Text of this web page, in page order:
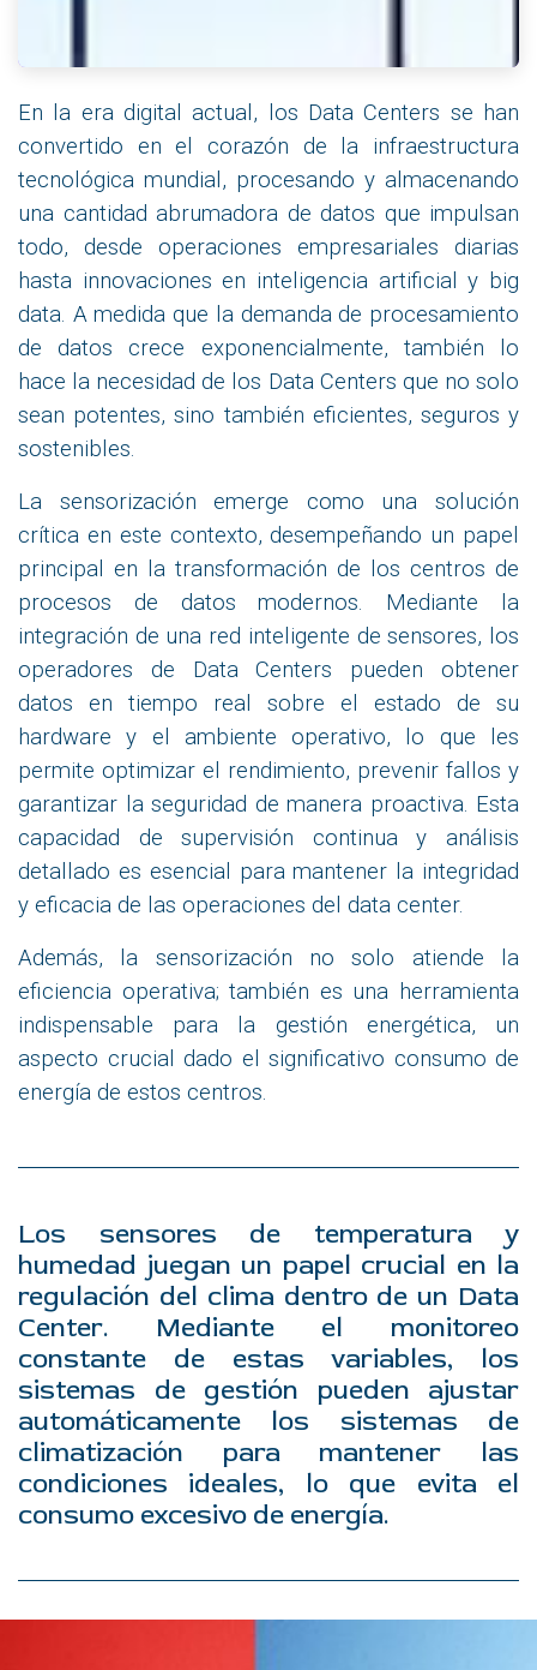
En la era digital actual, los Data Centers se han
convertido en el corazón de la infraestructura
tecnológica mundial, procesando y almacenando
una cantidad abrumadora de datos que impulsan
todo, desde operaciones empresariales diarias
hasta innovaciones en inteligencia artificial y big
data. A medida que la demanda de procesamiento
de datos crece exponencialmente, también lo
hace la necesidad de los Data Centers que no solo
sean potentes, sino también eficientes, seguros y
sostenibles.
La sensorización emerge como una solución
crítica en este contexto, desempeñando un papel
principal en la transformación de los centros de
procesos de datos modernos. Mediante la
integración de una red inteligente de sensores, los
operadores de Data Centers pueden obtener
datos en tiempo real sobre el estado de su
hardware y el ambiente operativo, lo que les
permite optimizar el rendimiento, prevenir fallos y
garantizar la seguridad de manera proactiva. Esta
capacidad de supervisión continua y análisis
detallado es esencial para mantener la integridad
y eficacia de las operaciones del data center.
Además, la sensorización no solo atiende la
eficiencia operativa; también es una herramienta
indispensable para la gestión energética, un
aspecto crucial dado el significativo consumo de
energía de estos centros.
Los sensores de temperatura y
humedad juegan un papel crucial en la
regulación del clima dentro de un Data
Center. Mediante el monitoreo
constante de estas variables, los
sistemas de gestión pueden ajustar
automáticamente los sistemas de
climatización para mantener las
condiciones ideales, lo que evita el
consumo excesivo de energía.